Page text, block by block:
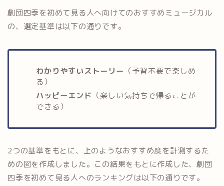
劇団四季を初めて見る人へ向けてのおすすめミュージカル
の、選定基準は以下の通りです。
わかりやすいストーリー （予習不要で楽しめ
る）
ハッピーエンド （楽しい気持ちで帰ることが
できる）
2つの基準をもとに、上のようなおすすめ度を計測するた
めの図を作成しました。この結果をもとに作成した、劇団
四季を初めて見る人へのランキングは以下の通りです。